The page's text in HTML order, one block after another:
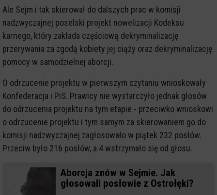
Ale Sejm i tak skierował do dalszych prac w komisji
nadzwyczajnej poselski projekt nowelizacji Kodeksu
karnego, który zakłada częściową dekryminalizację
przerywania za zgodą kobiety jej ciąży oraz dekryminalizację
pomocy w samodzielnej aborcji.
O odrzucenie projektu w pierwszym czytaniu wnioskowały
Konfederacja i PiS. Prawicy nie wystarczyło jednak głosów
do odrzucenia projektu na tym etapie - przeciwko wnioskowi
o odrzucenie projektu i tym samym za skierowaniem go do
komisji nadzwyczajnej zagłosowało w piątek 232 posłów.
Przeciw było 216 posłów, a 4 wstrzymało się od głosu.
Aborcja znów w Sejmie. Jak
głosowali posłowie z Ostrołęki?